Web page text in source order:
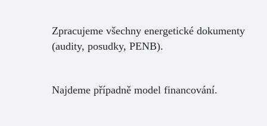
Zpracujeme všechny energetické dokumenty
(audity, posudky, PENB).
Najdeme případně model financování.